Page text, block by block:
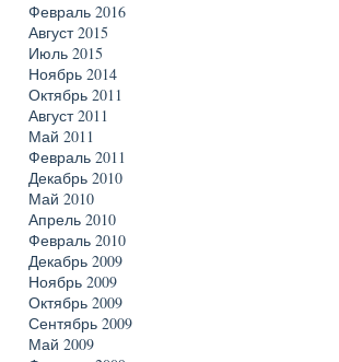
Февраль 2016
Август 2015
Июль 2015
Ноябрь 2014
Октябрь 2011
Август 2011
Май 2011
Февраль 2011
Декабрь 2010
Май 2010
Апрель 2010
Февраль 2010
Декабрь 2009
Ноябрь 2009
Октябрь 2009
Сентябрь 2009
Май 2009